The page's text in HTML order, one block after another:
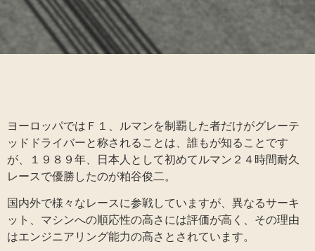
ヨーロッパではＦ１、ルマンを制覇した者だけがグレーテ
ッドドライバーと称されることは、誰もが知ることです
が、１９８９年、日本人として初めてルマン２４時間耐久
レースで優勝したのが粕谷俊二。
国内外で様々なレースに参戦していますが、異なるサーキ
ット、マシンへの順応性の高さには評価が高く、その理由
はエンジニアリング能力の高さとされています。